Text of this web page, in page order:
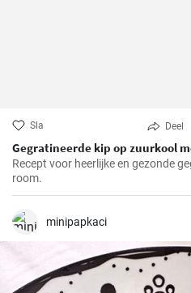
Sla Deel
Gegratineerde kip op zuurkool
Recept voor heerlijke en gezonde
room.
minipapkaci